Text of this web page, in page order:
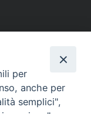
per
anche per
semplici",